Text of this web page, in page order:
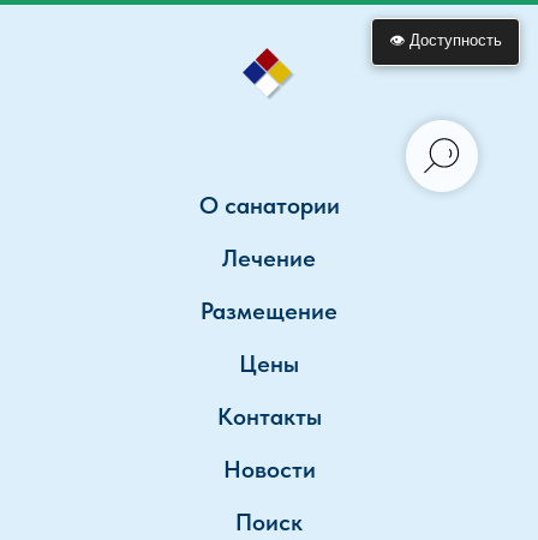
О санатории
Лечение
Размещение
Цены
Контакты
Новости
Поиск
👁 Доступность